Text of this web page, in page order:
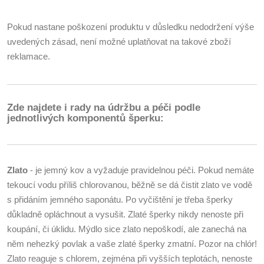
Pokud nastane poškození produktu v důsledku nedodržení výše
uvedených zásad, není možné uplatňovat na takové zboží
reklamace.
Zde najdete i rady na údržbu a péči podle
jednotlivých komponentů šperku:
Zlato - je jemný kov a vyžaduje pravidelnou péči. Pokud nemáte
tekoucí vodu příliš chlorovanou, běžně se dá čistit zlato ve vodě
s přidáním jemného saponátu. Po vyčištění je třeba šperky
důkladně opláchnout a vysušit. Zlaté šperky nikdy nenoste při
koupání, či úklidu. Mýdlo sice zlato nepoškodí, ale zanechá na
něm nehezký povlak a vaše zlaté šperky zmatní. Pozor na chlór!
Zlato reaguje s chlorem, zejména při vyšších teplotách, nenoste